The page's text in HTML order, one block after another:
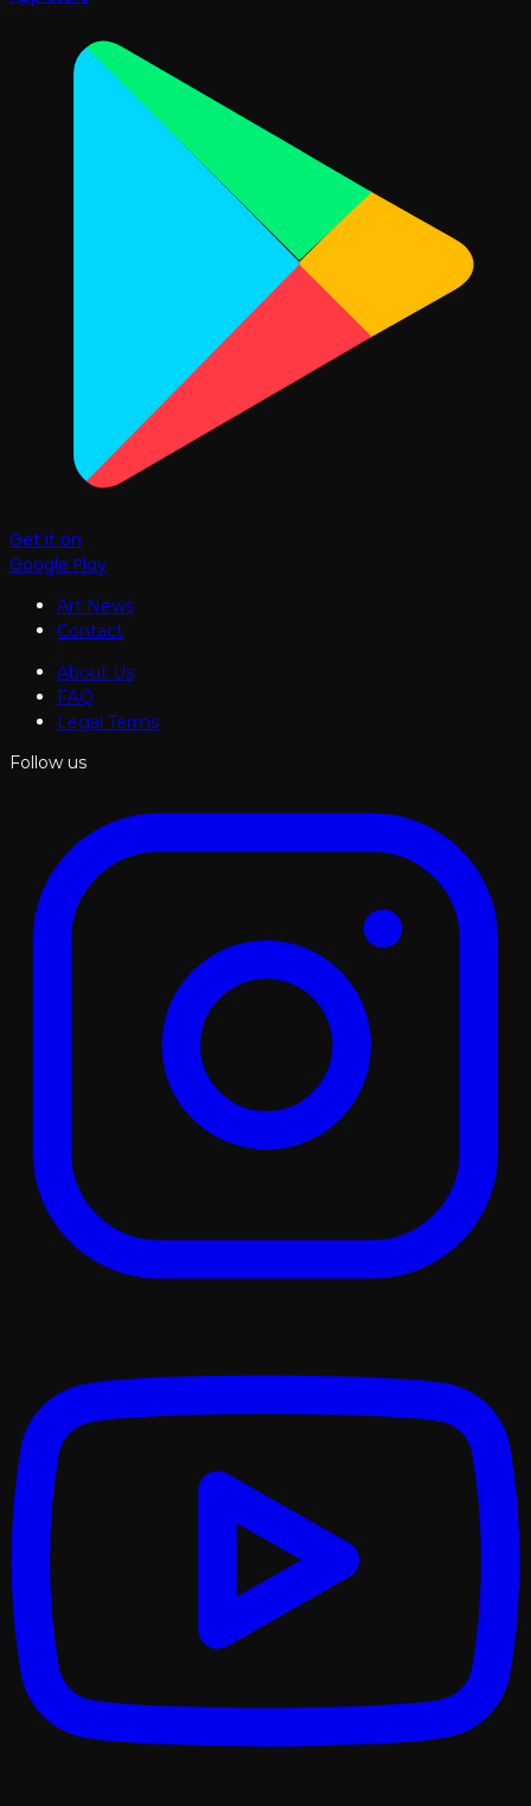
Get it on
Google Play
Art News
Contact
About Us
FAQ
Legal Terms
Follow us